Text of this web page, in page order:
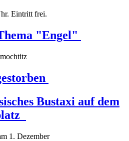
Eintritt frei.
"Engel"
Bustaxi auf dem
1. Dezember